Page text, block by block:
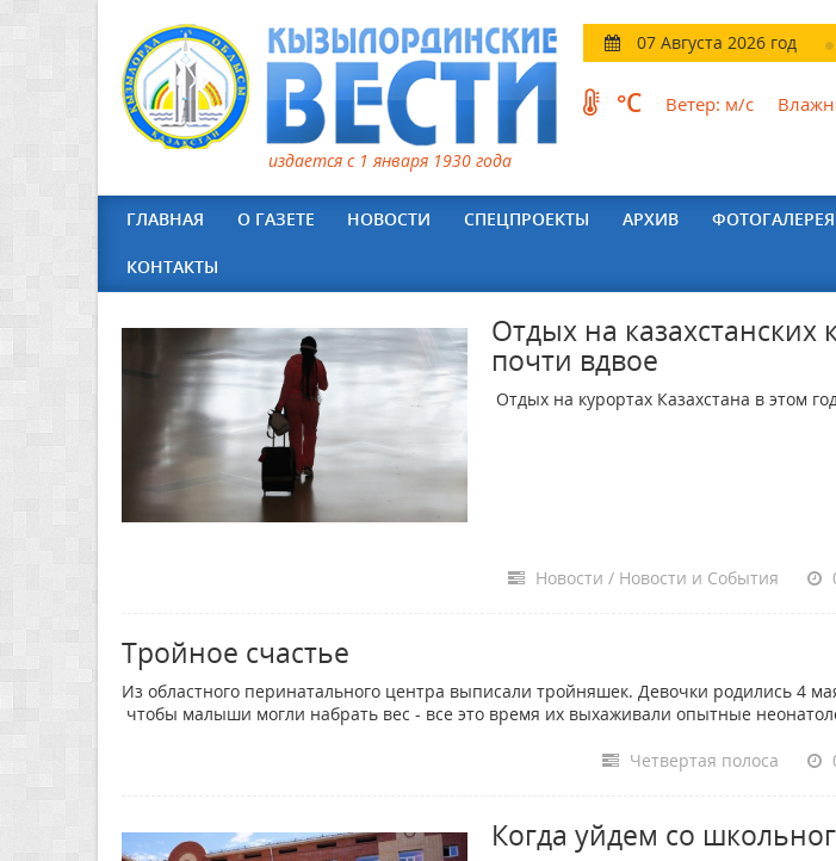
издается с 1 января 1930 года
07 Августа 2026 год
°C Ветер: м/с
ГЛАВНАЯ О ГАЗЕТЕ НОВОСТИ СПЕЦПРОЕКТЫ АРХИВ ФОТОГАЛЕРЕЯ
КОНТАКТЫ
Отдых на казахстанских
почти вдвое
Отдых на курортах Казахстана в этом
Новости / Новости и События
Тройное счастье
Из областного перинатального центра выписали тройняшек. Девочки родились 4
чтобы малыши могли набрать вес - все это время их выхаживали опытные
Четвертая полоса
Когда уйдем со